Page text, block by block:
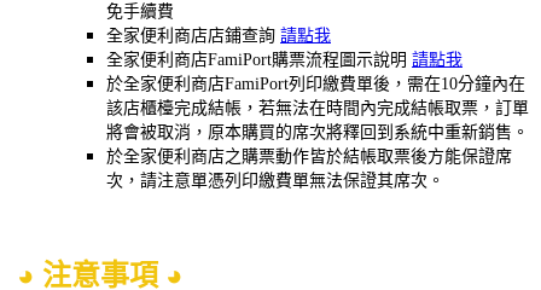
免手續費
全家便利商店店鋪查詢 請點我
全家便利商店FamiPort購票流程圖示說明 請點我
於全家便利商店FamiPort列印繳費單後，需在10分鐘內在
該店櫃檯完成結帳，若無法在時間內完成結帳取票，訂單
將會被取消，原本購買的席次將釋回到系統中重新銷售。
於全家便利商店之購票動作皆於結帳取票後方能保證席
次，請注意單憑列印繳費單無法保證其席次。
◕ 注意事項 ◕